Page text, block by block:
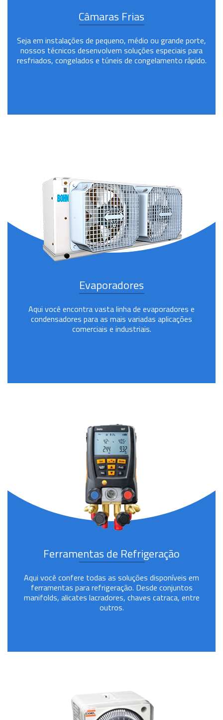
Câmaras Frias
Seja em instalações de pequeno, médio ou grande porte,
nossos técnicos desenvolvem soluções especiais para
resfriados, congelados e túneis de congelamento rápido.
Evaporadores
Aqui você encontra vasta linha de evaporadores e
condensadores para as mais variadas aplicações
comerciais e industriais.
Ferramentas de Refrigeração
Aqui você confere todas as soluções disponíveis em
ferramentas para refrigeração. Desde conjuntos
manifolds, alicates lacradores, chaves catraca, entre
outros.